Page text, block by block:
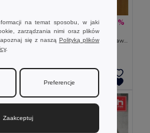
79,68 zł 125,11 zł -36%
TH Clothes 30153
Męska koszula oxford z długim rękawem
na temat sposobu, w jaki
zarządzania nimi oraz plików
się z naszą Polityką plików
.
Preferencje
Zaakceptuj